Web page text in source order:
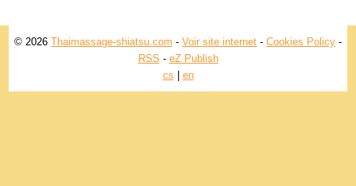
© 2026 Thaimassage-shiatsu.com - Voir site internet - Cookies Policy -
RSS - eZ Publish
cs
en